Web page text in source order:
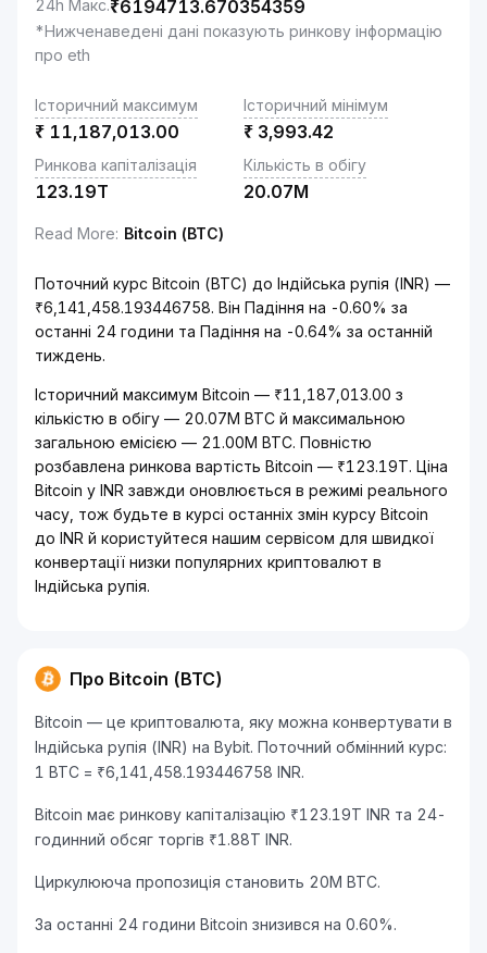
24h Макс.₹6194713.670354359
*Нижченаведені дані показують ринкову інформацію
про eth
Історичний максимум
₹ 11,187,013.00
Історичний мінімум
₹ 3,993.42
Ринкова капіталізація
123.19T
Кількість в обігу
20.07M
Read More: Bitcoin (BTC)
Поточний курс Bitcoin (BTC) до Індійська рупія (INR) —
₹6,141,458.193446758. Він Падіння на -0.60% за
останні 24 години та Падіння на -0.64% за останній
тиждень.
Історичний максимум Bitcoin — ₹11,187,013.00 з
кількістю в обігу — 20.07M BTC й максимальною
загальною емісією — 21.00M BTC. Повністю
розбавлена ринкова вартість Bitcoin — ₹123.19T. Ціна
Bitcoin у INR завжди оновлюється в режимі реального
часу, тож будьте в курсі останніх змін курсу Bitcoin
до INR й користуйтеся нашим сервісом для швидкої
конвертації низки популярних криптовалют в
Індійська рупія.
Про Bitcoin (BTC)
Bitcoin — це криптовалюта, яку можна конвертувати в
Індійська рупія (INR) на Bybit. Поточний обмінний курс:
1 BTC = ₹6,141,458.193446758 INR.
Bitcoin має ринкову капіталізацію ₹123.19T INR та 24-
годинний обсяг торгів ₹1.88T INR.
Циркулююча пропозиція становить 20M BTC.
За останні 24 години Bitcoin знизився на 0.60%.